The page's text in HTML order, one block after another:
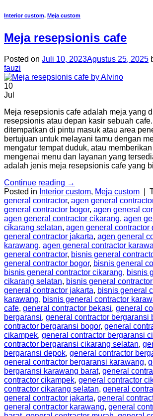
Interior custom, Meja custom
Meja resepsionis cafe
Posted on Juli 10, 2023Agustus 25, 2025
fauzi
10
Jul
Meja resepsionis cafe adalah meja yang
resepsionis atau depan kasir sebuah
ditempatkan di pintu masuk atau area
bertujuan untuk melayani tamu dengan
mengatur tempat duduk, atau
mengenai menu dan layanan yang
adalah jenis meja resepsionis cafe yang
Continue reading →
Posted in Interior custom, Meja custom
general contractor, agen general
general contractor bogor, agen general
agen general contractor cikarang, agen
cikarang selatan, agen general contractor
general contractor jakarta, agen general
karawang, agen general contractor
general contractor, bisnis general
general contractor bogor, bisnis general
bisnis general contractor cikarang, bisnis
cikarang selatan, bisnis general
general contractor jakarta, bisnis general
karawang, bisnis general contractor
cafe, general contractor bekasi, general
bergaransi, general contractor bergaransi
contractor bergaransi bogor, general
cikampek, general contractor bergaransi
contractor bergaransi cikarang selatan,
bergaransi depok, general contractor
general contractor bergaransi karawang,
bergaransi karawang barat, general
contractor cikampek, general contractor
contractor cikarang selatan, general
general contractor jakarta, general
general contractor karawang, general